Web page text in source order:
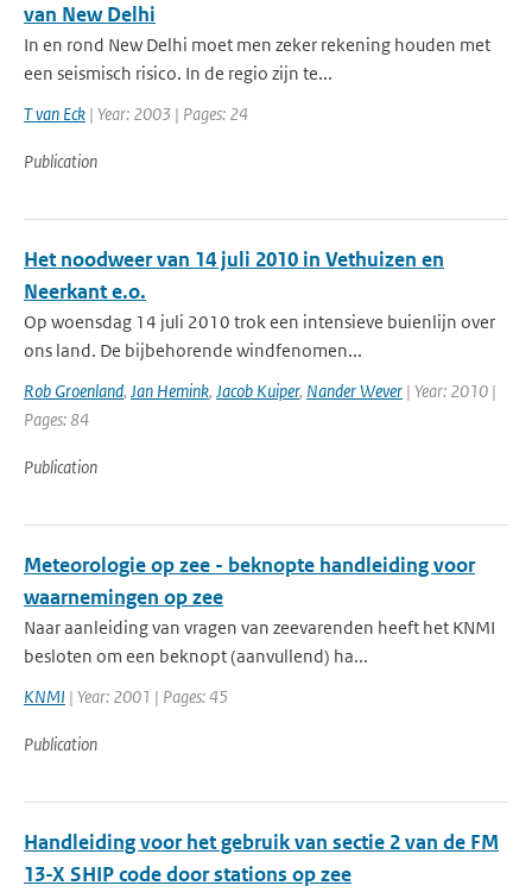
van New Delhi
In en rond New Delhi moet men zeker rekening houden met
een seismisch risico. In de regio zijn te...
T van Eck | Year: 2003 | Pages: 24
Publication
Het noodweer van 14 juli 2010 in Vethuizen en
Neerkant e.o.
Op woensdag 14 juli 2010 trok een intensieve buienlijn over
ons land. De bijbehorende windfenomen...
Rob Groenland, Jan Hemink, Jacob Kuiper, Nander Wever | Year: 2010 |
Pages: 84
Publication
Meteorologie op zee - beknopte handleiding voor
waarnemingen op zee
Naar aanleiding van vragen van zeevarenden heeft het KNMI
besloten om een beknopt (aanvullend) ha...
KNMI | Year: 2001 | Pages: 45
Publication
Handleiding voor het gebruik van sectie 2 van de FM
13-X SHIP code door stations op zee